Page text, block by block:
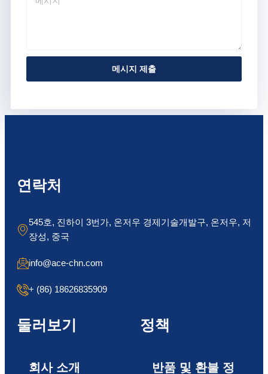
메시지 제출
연락처
545호, 진하이 3번가, 온저우 경제기술개발구, 온저우, 저
장성, 중국
info@ace-chn.com
+ (86) 18626835909
둘러보기
회사 소개
정책
반품 및 환불 정